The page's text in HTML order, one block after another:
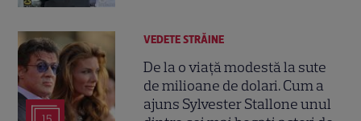
VEDETE STRĂINE
De la o viață modestă la sute
de milioane de dolari. Cum a
ajuns Sylvester Stallone unul